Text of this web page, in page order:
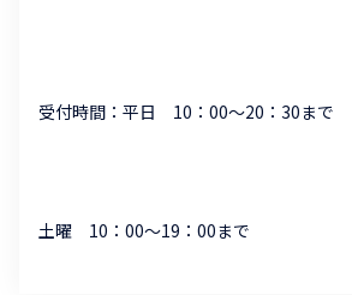
受付時間：平日 10：00～20：30まで
土曜 10：00～19：00まで